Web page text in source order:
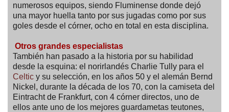
numerosos equipos, siendo Fluminense donde dejó
una mayor huella tanto por sus jugadas como por sus
goles desde el córner, ocho en total en esta disciplina.
Otros grandes especialistas
También han pasado a la historia por su habilidad
desde la esquina: el norirlandés Charlie Tully para el
Celtic y su selección, en los años 50 y el alemán Bernd
Nickel, durante la década de los 70, con la camiseta del
Eintracht de Frankfurt, con 4 córner directos, uno de
ellos ante uno de los mejores guardametas teutones,